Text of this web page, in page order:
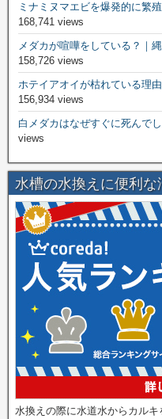
ミナミヌマエビを爆発的に繁
168,741 views
メダカが喧嘩をしている？｜
158,726 views
ホテイアオイが枯れている理
156,934 views
白メダカはなぜすぐに死んで
views
水槽の水換えに便利な
水換えの際に水道水からカルキ